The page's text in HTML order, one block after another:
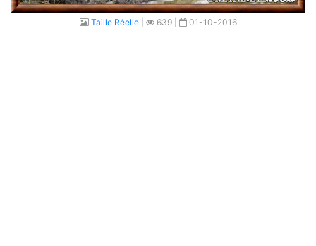
Taille Réelle| 639 | 01-10-2016